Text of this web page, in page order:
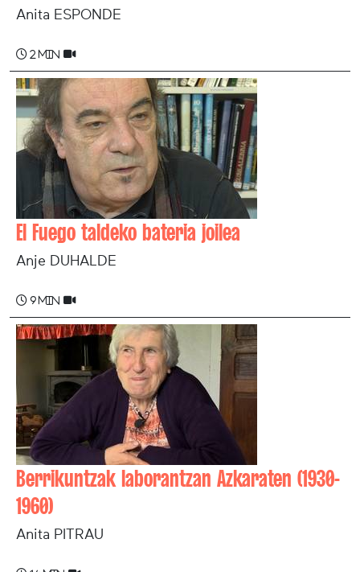
Anita ESPONDE
2 min
El Fuego taldeko bateria joilea
Anje DUHALDE
9 min
Berrikuntzak laborantzan Azkaraten (1930-
1960)
Anita PITRAU